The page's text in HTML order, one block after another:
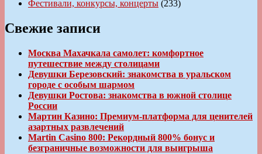
Фестивали, конкурсы, концерты (233)
Свежие записи
Москва Махачкала самолет: комфортное
путешествие между столицами
Девушки Березовский: знакомства в уральском
городе с особым шармом
Девушки Ростова: знакомства в южной столице
России
Мартин Казино: Премиум-платформа для ценителей
азартных развлечений
Martin Casino 800: Рекордный 800% бонус и
безграничные возможности для выигрыша